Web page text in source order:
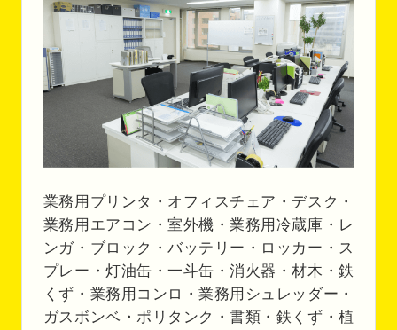
業務用プリンタ・オフィスチェア・デスク・
業務用エアコン・室外機・業務用冷蔵庫・レ
ンガ・ブロック・バッテリー・ロッカー・ス
プレー・灯油缶・一斗缶・消火器・材木・鉄
くず・業務用コンロ・業務用シュレッダー・
ガスボンベ・ポリタンク・書類・鉄くず・植